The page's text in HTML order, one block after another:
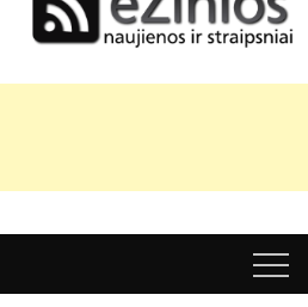
Menu